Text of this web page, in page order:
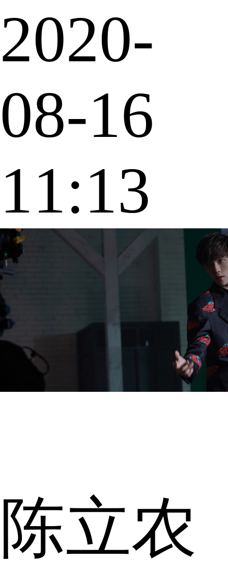
2020-
08-16
11:13
陈立农